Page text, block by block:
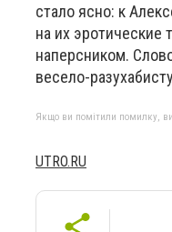
стало ясно: к
на их эротические
наперсником.
весело-
Якщо ви помітили помилку,
UTRO.RU